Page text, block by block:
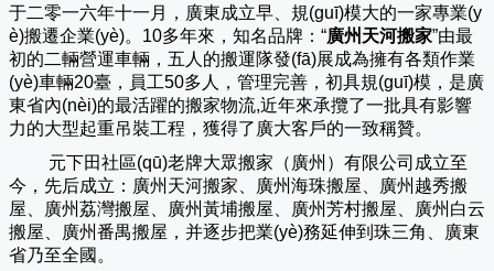
于二零一六年十一月，廣東成立早、規(guī)模大的一家專業(y
è)搬遷企業(yè)。10多年來，知名品牌：“廣州天河搬家”由最
初的二輛營運車輛，五人的搬運隊發(fā)展成為擁有各類作業
(yè)車輛20臺，員工50多人，管理完善，初具規(guī)模，是廣
東省內(nèi)的最活躍的搬家物流,近年來承攬了一批具有影響
力的大型起重吊裝工程，獲得了廣大客戶的一致稱贊。
元下田社區(qū)老牌大眾搬家（ 廣州 ）有限公司成立至
今，先后成立：廣州天河搬家、廣州海珠搬屋、廣州越秀搬
屋、廣州荔灣搬屋、廣州黃埔搬屋、廣州芳村搬屋、廣州白云
搬屋、廣州番禺搬屋，并逐步把業(yè)務延伸到珠三角、廣東
省乃至全國。